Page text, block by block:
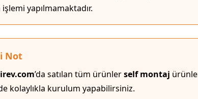
işlemi yapılmamaktadır.
Not
’da satılan tüm ürünlerself montaj
kolaylıkla kurulum yapabilirsiniz.